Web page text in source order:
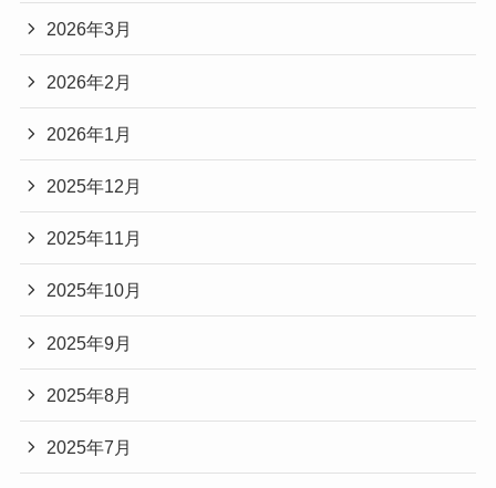
2026年3月
2026年2月
2026年1月
2025年12月
2025年11月
2025年10月
2025年9月
2025年8月
2025年7月